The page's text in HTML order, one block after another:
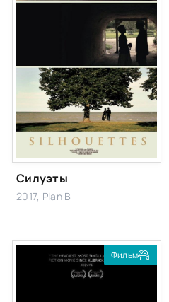
Силуэты
2017, Plan B
Фильм